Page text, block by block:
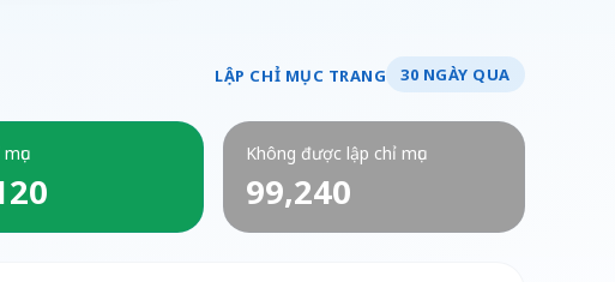
LẬP CHỈ MỤC TRANG 30 NGÀY QUA
Không được lập chỉ mục
99,240